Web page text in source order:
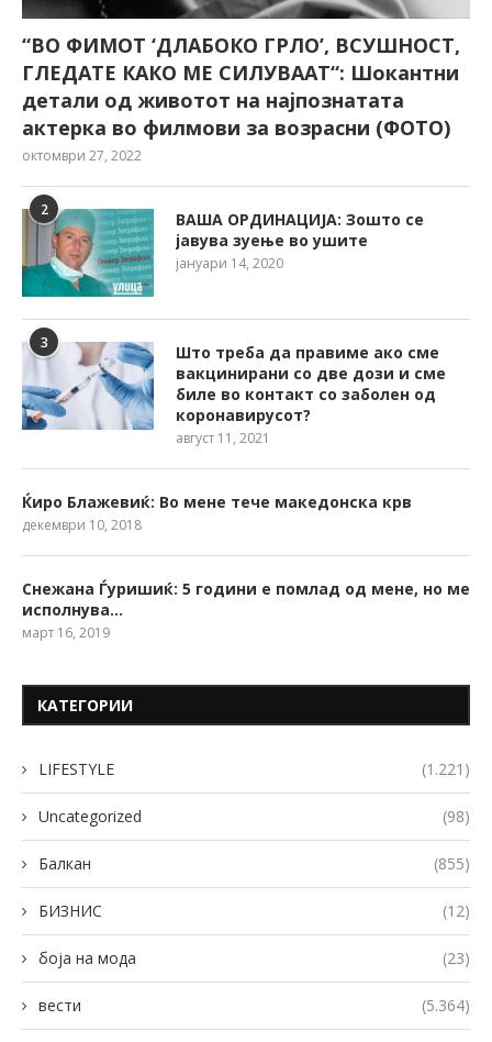
“ВО ФИМОТ ‘ДЛАБОКО ГРЛО’, ВСУШНОСТ,
ГЛЕДАТЕ КАКО МЕ СИЛУВААТ“: Шокантни
детали од животот на најпознатата
актерка во филмови за возрасни (ФОТО)
октомври 27, 2022
2
ВАША ОРДИНАЦИЈА: Зошто се
јавува зуење во ушите
јануари 14, 2020
3
Што треба да правиме ако сме
вакцинирани со две дози и сме
биле во контакт со заболен од
коронавирусот?
август 11, 2021
Ќиро Блажевиќ: Во мене тече македонска крв
декември 10, 2018
Снежана Ѓуришиќ: 5 години е помлад од мене, но ме
исполнува…
март 16, 2019
КАТЕГОРИИ
LIFESTYLE (1.221)
Uncategorized (98)
Балкан (855)
БИЗНИС (12)
боја на мода (23)
вести (5.364)